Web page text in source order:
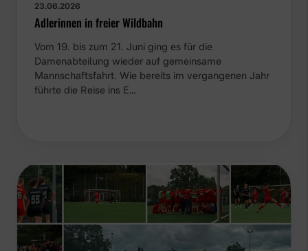
23.06.2026
Adlerinnen in freier Wildbahn
Vom 19. bis zum 21. Juni ging es für die
Damenabteilung wieder auf gemeinsame
Mannschaftsfahrt. Wie bereits im vergangenen Jahr
führte die Reise ins E…